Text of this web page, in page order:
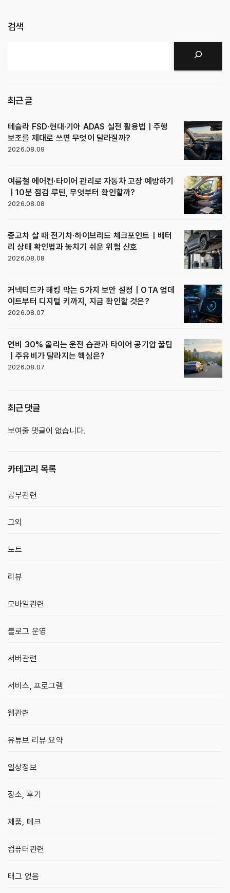
검색
최근 글
테슬라 FSD·현대·기아 ADAS 실전 활용법｜주행
보조를 제대로 쓰면 무엇이 달라질까?
2026.08.09
여름철 에어컨·타이어 관리로 자동차 고장 예방하기
｜10분 점검 루틴, 무엇부터 확인할까?
2026.08.08
중고차 살 때 전기차·하이브리드 체크포인트｜배터
리 상태 확인법과 놓치기 쉬운 위험 신호
2026.08.08
커넥티드카 해킹 막는 5가지 보안 설정｜OTA 업데
이트부터 디지털 키까지, 지금 확인할 것은?
2026.08.07
연비 30% 올리는 운전 습관과 타이어 공기압 꿀팁
｜주유비가 달라지는 핵심은?
2026.08.07
최근 댓글
보여줄 댓글이 없습니다.
카테고리 목록
공부관련
그외
노트
리뷰
모바일관련
블로그 운영
서버관련
서비스, 프로그램
웹관련
유튜브 리뷰 요약
일상정보
장소, 후기
제품, 테크
컴퓨터관련
태그 없음